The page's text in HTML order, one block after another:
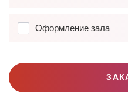
Оформление зала